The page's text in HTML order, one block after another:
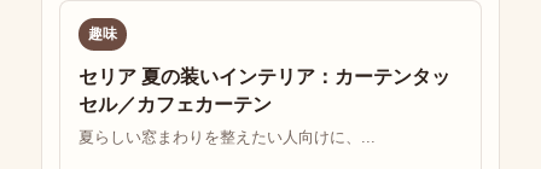
趣味
セリア 夏の装いインテリア：カーテンタッ
セル／カフェカーテン
夏らしい窓まわりを整えたい人向けに、...